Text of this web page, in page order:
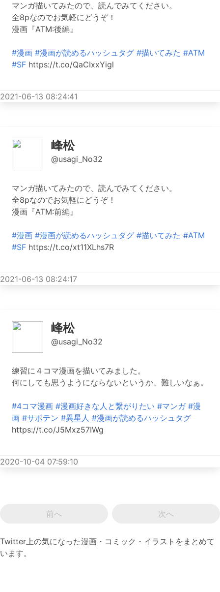
マンガ描いてみたので、読んでみてください。
全8pなのでお気軽にどうぞ！
漫画『ATM:後編』
#漫画 #漫画が読めるハッシュタグ #描いてみた #ATM
#SF https://t.co/QaCIxxYigl
2021-06-13 08:24:41
峰松
@usagi_No32
マンガ描いてみたので、読んでみてください。
全8pなのでお気軽にどうぞ！
漫画『ATM:前編』
#漫画 #漫画が読めるハッシュタグ #描いてみた #ATM
#SF https://t.co/xt11XLhs7R
2021-06-13 08:24:17
峰松
@usagi_No32
練習に４コマ漫画を描いてみました。
何にしても思うようにならないというか、難しいなぁ。
#4コマ漫画 #漫画好きな人と繋がりたい #マンガ #漫
画 #サボテン #異星人 #漫画が読めるハッシュタグ
https://t.co/J5Mxz57IWg
2020-10-04 07:59:10
前へ 次へ
Twitter上の気になった漫画・コミック・イラストをまとめて
います。